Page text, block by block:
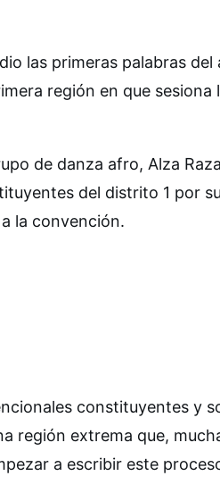
las primeras palabras del
región en que sesiona
de danza afro, Alza
del distrito 1 por
la convención.
constituyentes y
región extrema que,
a escribir este